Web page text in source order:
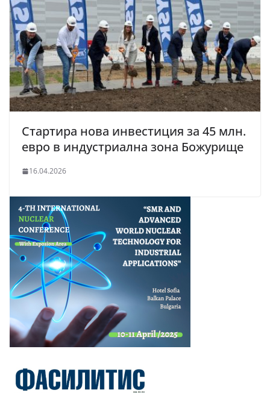
Стартира нова инвестиция за 45 млн.
евро в индустриална зона Божурище
16.04.2026